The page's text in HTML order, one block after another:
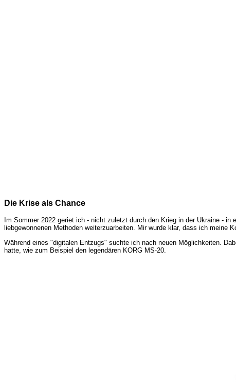
Die Krise als Chance
Im Sommer 2022 geriet ich - nicht zuletzt durch den Krieg in der Ukraine -
liebgewonnenen Methoden weiterzuarbeiten. Mir wurde klar, dass ich
Während eines "digitalen Entzugs" suchte ich nach neuen Möglichkeiten.
hatte, wie zum Beispiel den legendären KORG MS-20.